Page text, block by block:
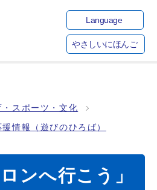
Language
やさしいにほんご
スポーツ・文化
情報（遊びのひろば）
ンへ行こう」